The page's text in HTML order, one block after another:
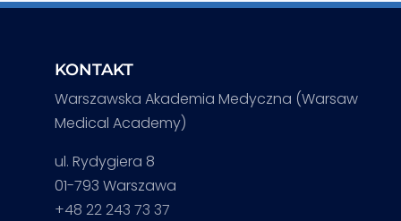
KONTAKT
Warszawska Akademia Medyczna (Warsaw
Medical Academy)
ul. Rydygiera 8
01-793 Warszawa
+48 22 243 73 37